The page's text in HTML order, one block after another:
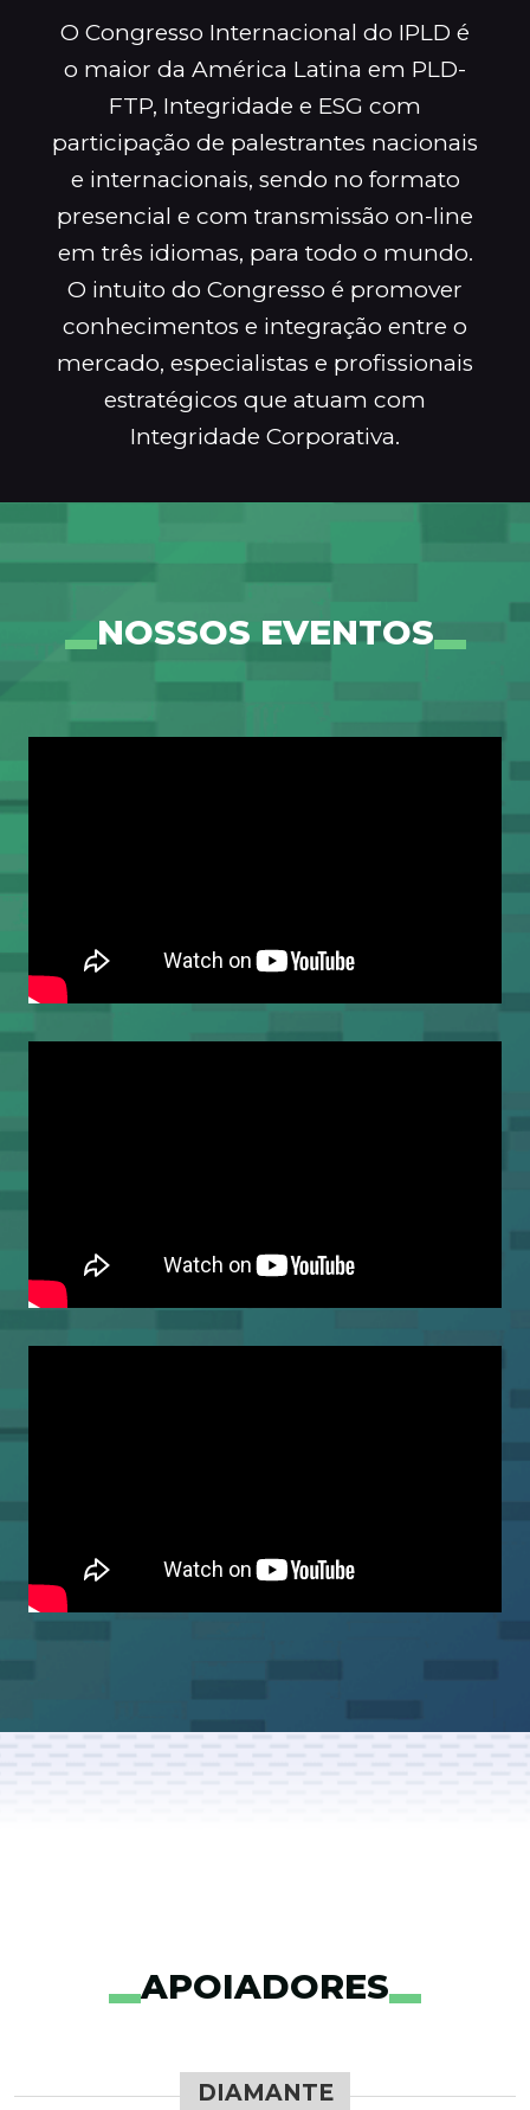
O Congresso Internacional do IPLD é
o maior da América Latina em PLD-
FTP, Integridade e ESG com
participação de palestrantes nacionais
e internacionais, sendo no formato
presencial e com transmissão on-line
em três idiomas, para todo o mundo.
O intuito do Congresso é promover
conhecimentos e integração entre o
mercado, especialistas e profissionais
estratégicos que atuam com
Integridade Corporativa.
NOSSOS EVENTOS
APOIADORES
DIAMANTE